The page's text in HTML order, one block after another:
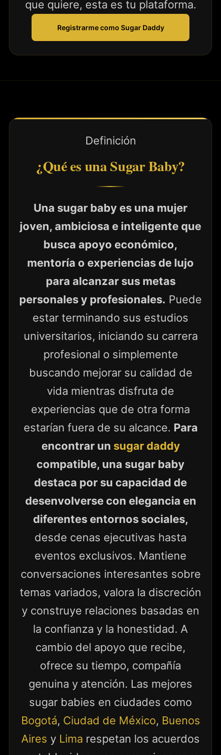
que quiere, esta es tu plataforma.
Registrarme como Sugar Daddy
Definición
¿Qué es una Sugar Baby?
Una sugar baby es una mujer
joven, ambiciosa e inteligente que
busca apoyo económico,
mentoría o experiencias de lujo
para alcanzar sus metas
personales y profesionales. Puede
estar terminando sus estudios
universitarios, iniciando su carrera
profesional o simplemente
buscando mejorar su calidad de
vida mientras disfruta de
experiencias que de otra forma
estarían fuera de su alcance. Para
encontrar un sugar daddy
compatible, una sugar baby
destaca por su capacidad de
desenvolverse con elegancia en
diferentes entornos sociales,
desde cenas ejecutivas hasta
eventos exclusivos. Mantiene
conversaciones interesantes sobre
temas variados, valora la discreción
y construye relaciones basadas en
la confianza y la honestidad. A
cambio del apoyo que recibe,
ofrece su tiempo, compañía
genuina y atención. Las mejores
sugar babies en ciudades como
Bogotá, Ciudad de México, Buenos
Aires y Lima respetan los acuerdos